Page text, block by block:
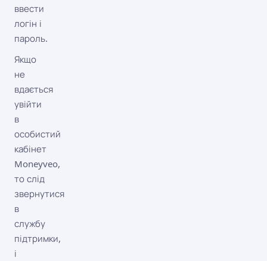
ввести
логін і
пароль.
Якщо
не
вдається
увійти
в
особистий
кабінет
Moneyveo,
то слід
звернутися
в
службу
підтримки,
і